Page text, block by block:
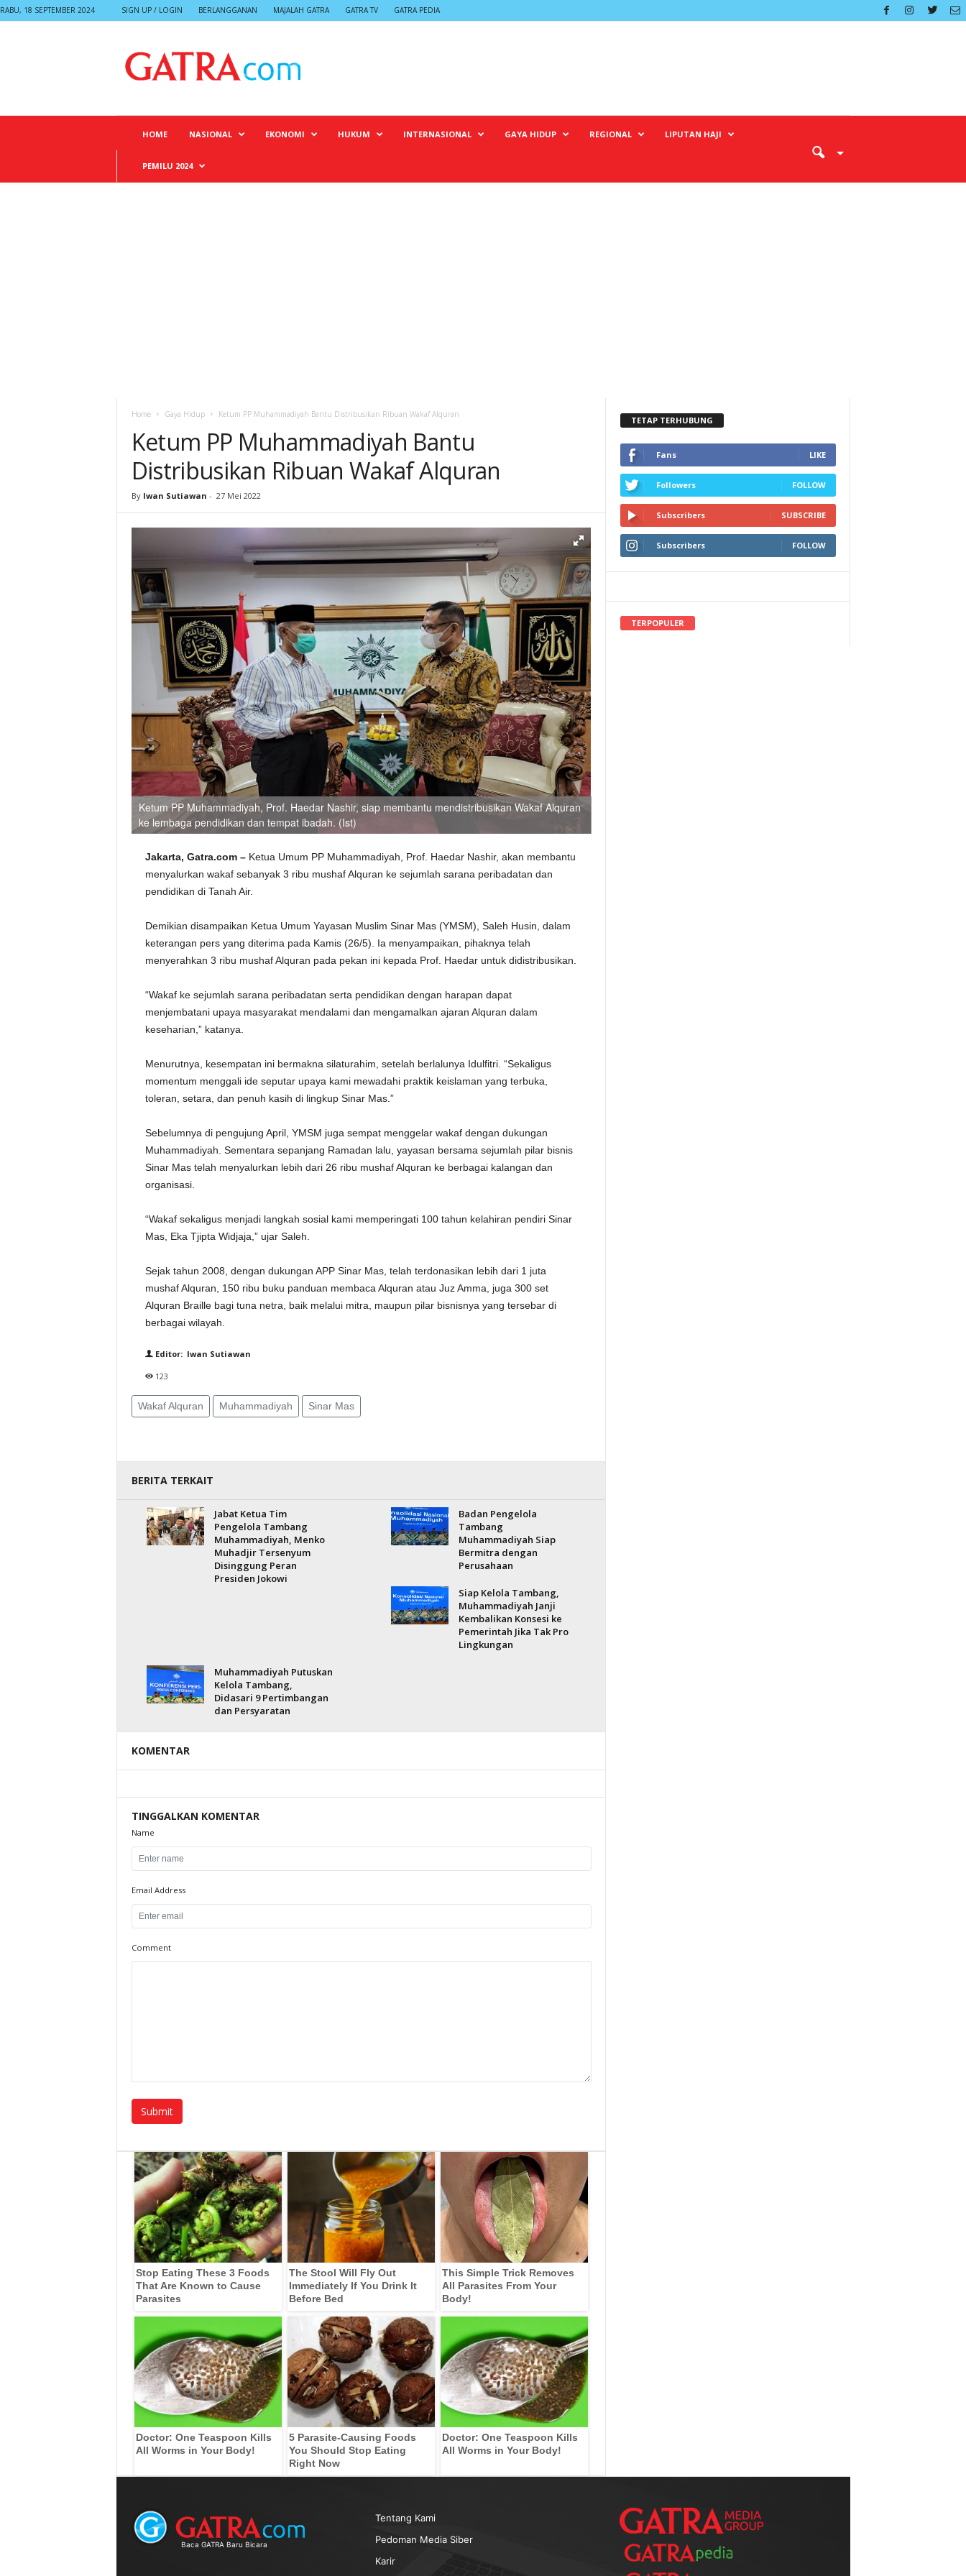
RABU, 18 SEPTEMBER 2024 SIGN UP / LOGIN BERLANGGANAN MAJALAH GATRA GATRA TV GATRA PEDIA
HOME NASIONAL EKONOMI HUKUM INTERNASIONAL GAYA HIDUP REGIONAL LIPUTAN HAJI
PEMILU 2024
Home Gaya Hidup Ketum PP Muhammadiyah Bantu Distribusikan Ribuan Wakaf Alquran
Ketum PP Muhammadiyah Bantu
Distribusikan Ribuan Wakaf Alquran
By Iwan Sutiawan - 27 Mei 2022
Ketum PP Muhammadiyah, Prof. Haedar Nashir, siap membantu mendistribusikan Wakaf Alquran
ke lembaga pendidikan dan tempat ibadah. (Ist)
Jakarta, Gatra.com –Ketua Umum PP Muhammadiyah, Prof. Haedar Nashir, akan membantu
menyalurkan wakaf sebanyak 3 ribu mushaf Alquran ke sejumlah sarana peribadatan dan
pendidikan di Tanah Air.
Demikian disampaikan Ketua Umum Yayasan Muslim Sinar Mas (YMSM), Saleh Husin, dalam
keterangan pers yang diterima pada Kamis (26/5). Ia menyampaikan, pihaknya telah
menyerahkan 3 ribu mushaf Alquran pada pekan ini kepada Prof. Haedar untuk didistribusikan.
“Wakaf ke sejumlah sarana peribadatan serta pendidikan dengan harapan dapat
menjembatani upaya masyarakat mendalami dan mengamalkan ajaran Alquran dalam
keseharian,” katanya.
Menurutnya, kesempatan ini bermakna silaturahim, setelah berlalunya Idulfitri. “Sekaligus
momentum menggali ide seputar upaya kami mewadahi praktik keislaman yang terbuka,
toleran, setara, dan penuh kasih di lingkup Sinar Mas.”
Sebelumnya di pengujung April, YMSM juga sempat menggelar wakaf dengan dukungan
Muhammadiyah. Sementara sepanjang Ramadan lalu, yayasan bersama sejumlah pilar bisnis
Sinar Mas telah menyalurkan lebih dari 26 ribu mushaf Alquran ke berbagai kalangan dan
organisasi.
“Wakaf sekaligus menjadi langkah sosial kami memperingati 100 tahun kelahiran pendiri Sinar
Mas, Eka Tjipta Widjaja,” ujar Saleh.
Sejak tahun 2008, dengan dukungan APP Sinar Mas, telah terdonasikan lebih dari 1 juta
mushaf Alquran, 150 ribu buku panduan membaca Alquran atau Juz Amma, juga 300 set
Alquran Braille bagi tuna netra, baik melalui mitra, maupun pilar bisnisnya yang tersebar di
berbagai wilayah.
Editor: Iwan Sutiawan
123
Wakaf Alquran Muhammadiyah Sinar Mas
BERITA TERKAIT
Jabat Ketua Tim
Pengelola Tambang
Muhammadiyah, Menko
Muhadjir Tersenyum
Disinggung Peran
Presiden Jokowi
Badan Pengelola
Tambang
Muhammadiyah Siap
Bermitra dengan
Perusahaan
Siap Kelola Tambang,
Muhammadiyah Janji
Kembalikan Konsesi ke
Pemerintah Jika Tak Pro
Lingkungan
Muhammadiyah Putuskan
Kelola Tambang,
Didasari 9 Pertimbangan
dan Persyaratan
KOMENTAR
TINGGALKAN KOMENTAR
Name
Email Address
Comment
Stop Eating These 3 Foods
That Are Known to Cause
Parasites
The Stool Will Fly Out
Immediately If You Drink It
Before Bed
This Simple Trick Removes
All Parasites From Your
Body!
Doctor: One Teaspoon Kills
All Worms in Your Body!
5 Parasite-Causing Foods
You Should Stop Eating
Right Now
Doctor: One Teaspoon Kills
All Worms in Your Body!
TETAP TERHUBUNG
Fans LIKE
Followers FOLLOW
Subscribers SUBSCRIBE
Subscribers FOLLOW
Baca GATRA Baru Bicara
Tentang Kami
Pedoman Media Siber
Karir